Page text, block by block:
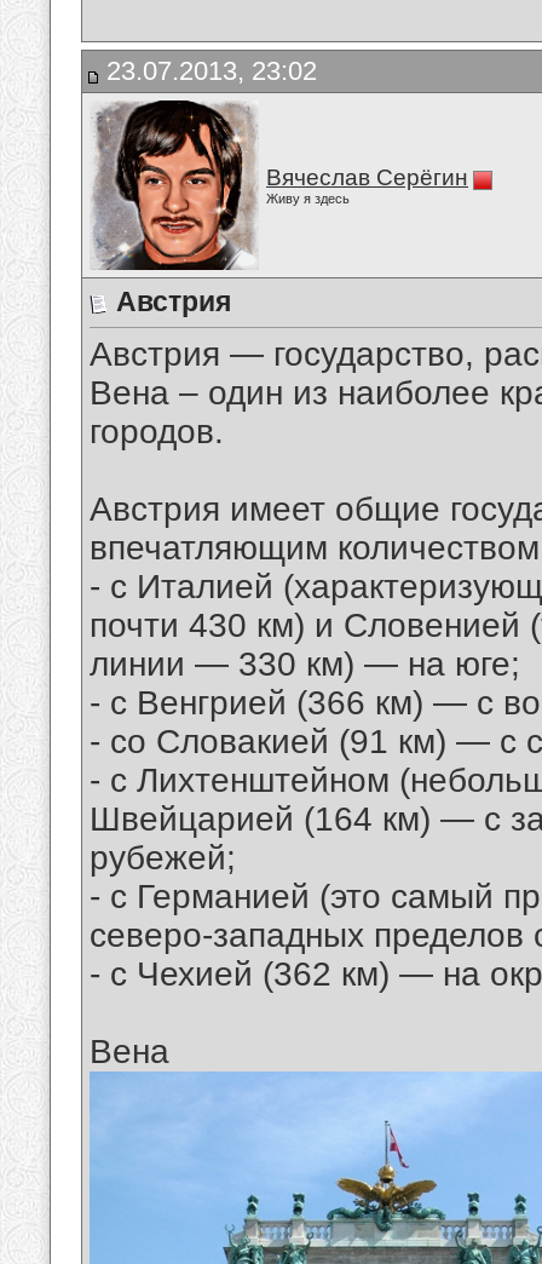
23.07.2013, 23:02
Вячеслав Серёгин
Живу я здесь
Австрия
Австрия — государство,
Вена – один из наиболее
городов.
Австрия имеет общие
впечатляющим
- с Италией
почти 430 км) и Словенией
линии — 330 км) — на юге;
- с Венгрией (366 км) — с
- со Словакией (91 км) — с
- с Лихтенштейном
Швейцарией (164 км) — с
рубежей;
- с Германией (это самый
северо-западных пределов
- с Чехией (362 км) — на
Вена